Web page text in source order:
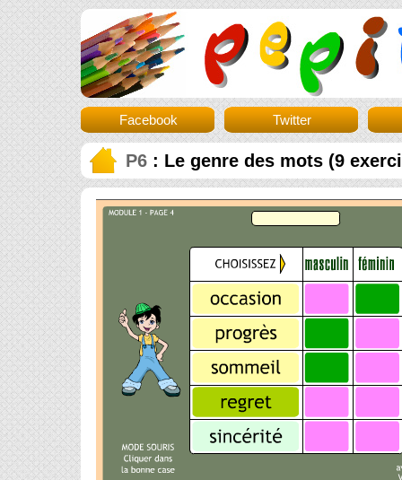
Facebook Twitter
P6 : Le genre des mots (9